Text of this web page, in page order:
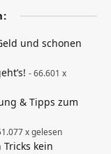
und schonen
- 66.601 x
& Tipps zum
x gelesen
kein